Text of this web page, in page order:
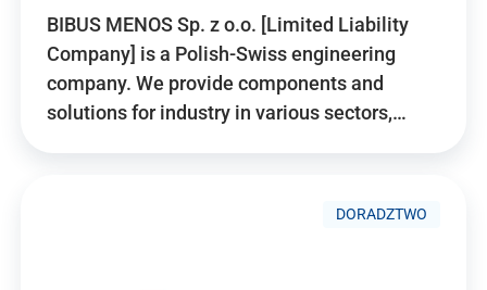
BIBUS MENOS Sp. z o.o. [Limited Liability
Company] is a Polish-Swiss engineering
company. We provide components and
solutions for industry in various sectors,…
DORADZTWO